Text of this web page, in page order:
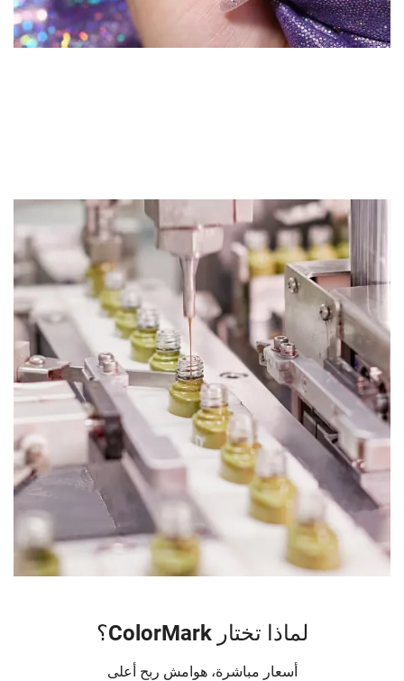
لماذا تختار ColorMark؟
أسعار مباشرة، هوامش ربح أعلى